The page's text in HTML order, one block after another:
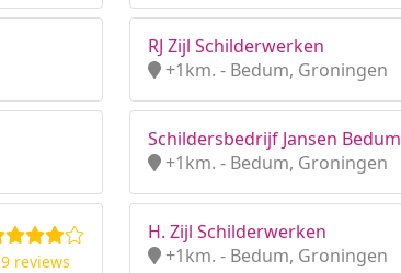
RJ Zijl Schilderwerken
+1km. - Bedum, Groningen
Schildersbedrijf Jansen Bedum
+1km. - Bedum, Groningen
9 reviews
H. Zijl Schilderwerken
+1km. - Bedum, Groningen